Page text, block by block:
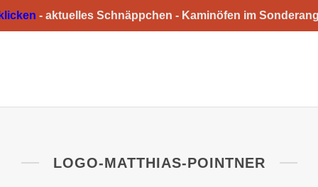
- aktuelles Schnäppchen - Kaminöfen im
LOGO-MATTHIAS-POINTNER